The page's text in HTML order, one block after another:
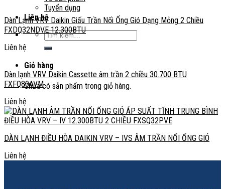
Tuyển dụng
Liên hệ
Tìm
kiếm:
Giỏ hàng
Chưa có sản phẩm trong giỏ hàng.
Dàn Lạnh VRV Daikin Giấu Trần Nối Ống Gió Dạng Mỏng 2 Chiều
FXDQ32NDVE 12.300BTU
Liên hệ
Dàn lạnh VRV Daikin Cassette âm trần 2 chiều 30.700 BTU
FXFQ80AVM
Liên hệ
DÀN LẠNH ĐIỀU HÒA DAIKIN VRV – IVS ÂM TRẦN NỐI ỐNG GIÓ
Liên hệ